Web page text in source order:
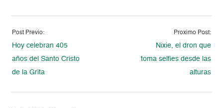
Post Previo:
Hoy celebran 405
años del Santo Cristo
de la Grita
Proximo Post:
Nixie, el dron que
toma selfies desde las
alturas